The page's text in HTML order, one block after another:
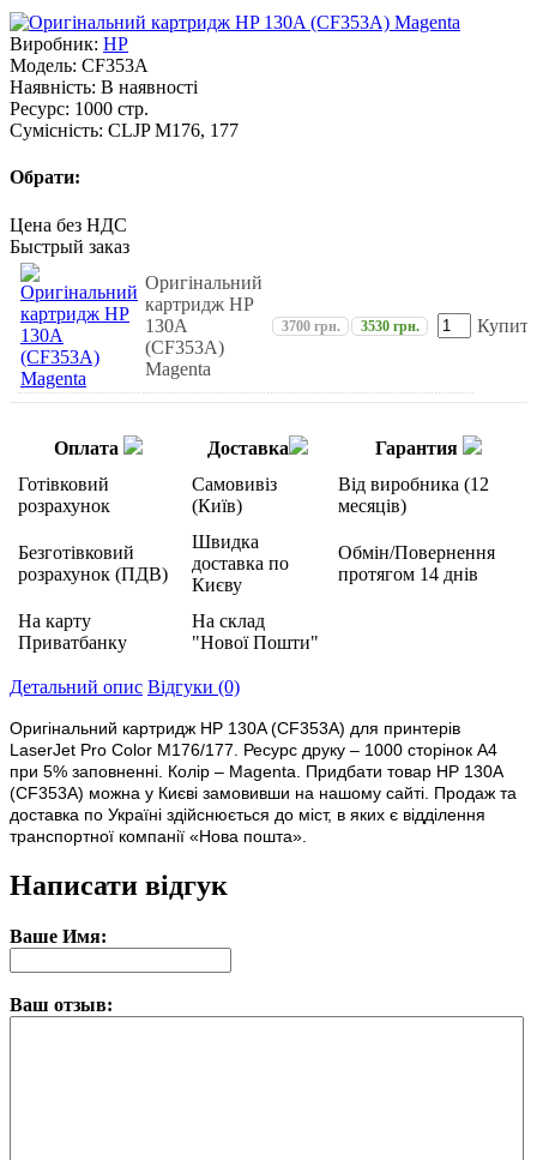
Виробник: HP
Модель: CF353A
Наявність: В наявності
Ресурс: 1000 стр.
Сумісність: CLJP M176, 177
Обрати:
Цена без НДС
Быстрый заказ
Оригінальний
картридж HP
130A
(CF353A)
Magenta
3700 грн. 3530 грн. Купить
Оплата Доставка
Гарантия
Готівковий
розрахунок
Самовивіз
(Київ)
Від виробника (12
месяців)
Безготівковий
розрахунок (ПДВ)
Швидка
доставка по
Києву
Обмін/Повернення
протягом 14 днів
На карту
Приватбанку
На склад
"Нової Пошти"
Детальний опис Відгуки (0)
Оригінальний картридж HP 130A (CF353A) для принтерів
LaserJet Pro Color M176/177. Ресурс друку – 1000 сторінок А4
при 5% заповненні. Колір – Magenta. Придбати товар HP 130A
(CF353A) можна у Києві замовивши на нашому сайті. Продаж та
доставка по Україні здійснюється до міст, в яких є відділення
транспортної компанії «Нова пошта».
Написати відгук
Ваше Имя:
Ваш отзыв: